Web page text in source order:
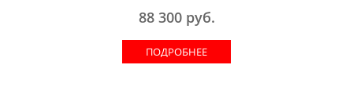
88 300руб.
ПОДРОБНЕЕ